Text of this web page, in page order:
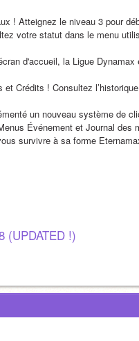
! Atteignez le niveau 3 pour
votre statut dans le menu
d'accueil, la Ligue Dynamax
Crédits ! Consultez
un nouveau système de
Événement et Journal des
survivre à sa forme
(UPDATED !)